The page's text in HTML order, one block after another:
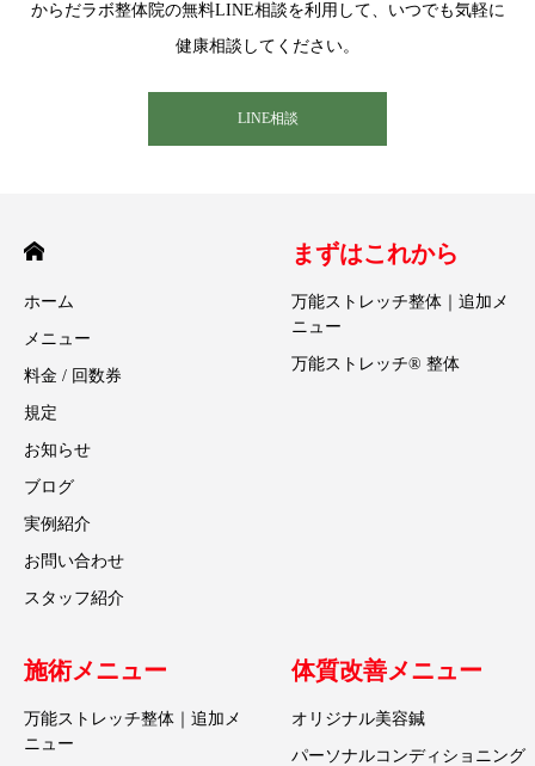
からだラボ整体院の無料LINE相談を利用して、いつでも気軽に
健康相談してください。
LINE相談
ホーム
メニュー
料金 / 回数券
規定
お知らせ
ブログ
実例紹介
お問い合わせ
スタッフ紹介
まずはこれから
万能ストレッチ整体｜追加メ
ニュー
万能ストレッチ® 整体
施術メニュー
万能ストレッチ整体｜追加メ
ニュー
体質改善メニュー
オリジナル美容鍼
パーソナルコンディショニング